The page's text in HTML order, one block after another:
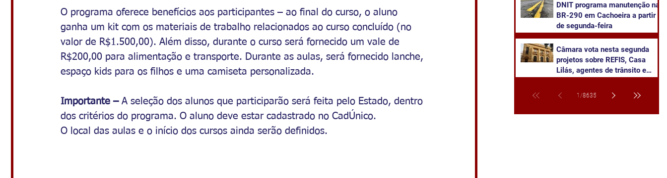
O programa oferece benefícios aos participantes – ao final do curso, o aluno
ganha um kit com os materiais de trabalho relacionados ao curso concluído (no
valor de R$1.500,00). Além disso, durante o curso será fornecido um vale de
R$200,00 para alimentação e transporte. Durante as aulas, será fornecido lanche,
espaço kids para os filhos e uma camiseta personalizada.
Importante – A seleção dos alunos que participarão será feita pelo Estado, dentro
dos critérios do programa. O aluno deve estar cadastrado no CadÚnico.
O local das aulas e o início dos cursos ainda serão definidos.
DNIT programa manutenção na
BR-290 em Cachoeira a partir
de segunda-feira
Câmara vota nesta segunda
projetos sobre REFIS, Casa
Lilás, agentes de trânsito e
1 /8635